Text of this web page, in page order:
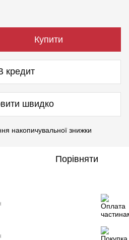
Купити
кредит
швидко
накопичувальної знижки
Порівняти